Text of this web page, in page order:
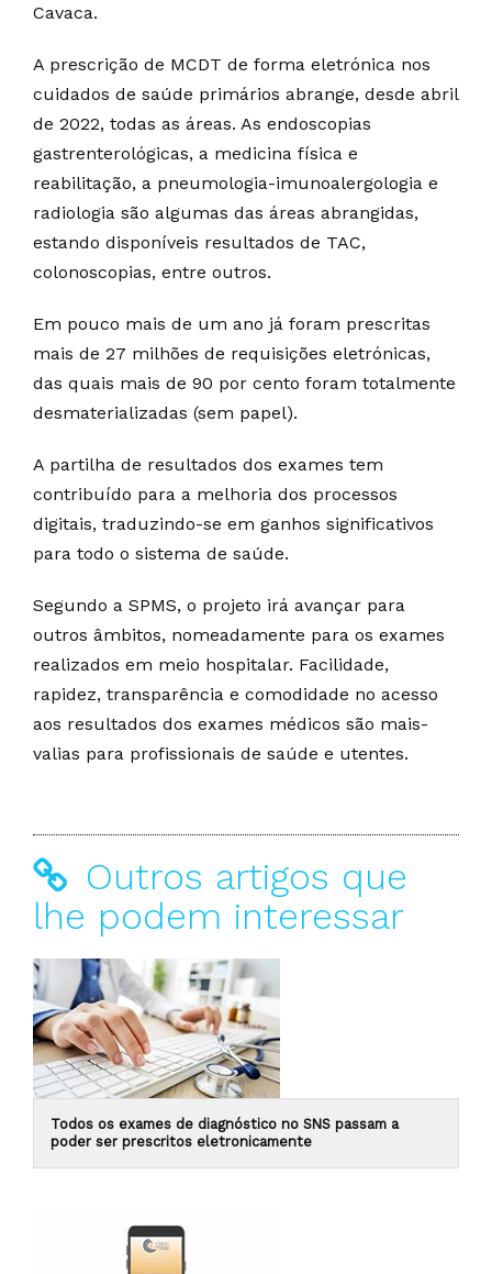
Cavaca.
A prescrição de MCDT de forma eletrónica nos
cuidados de saúde primários abrange, desde abril
de 2022, todas as áreas. As endoscopias
gastrenterológicas, a medicina física e
reabilitação, a pneumologia-imunoalergologia e
radiologia são algumas das áreas abrangidas,
estando disponíveis resultados de TAC,
colonoscopias, entre outros.
Em pouco mais de um ano já foram prescritas
mais de 27 milhões de requisições eletrónicas,
das quais mais de 90 por cento foram totalmente
desmaterializadas (sem papel).
A partilha de resultados dos exames tem
contribuído para a melhoria dos processos
digitais, traduzindo-se em ganhos significativos
para todo o sistema de saúde.
Segundo a SPMS, o projeto irá avançar para
outros âmbitos, nomeadamente para os exames
realizados em meio hospitalar. Facilidade,
rapidez, transparência e comodidade no acesso
aos resultados dos exames médicos são mais-
valias para profissionais de saúde e utentes.
Outros artigos que
lhe podem interessar
Todos os exames de diagnóstico no SNS passam a
poder ser prescritos eletronicamente